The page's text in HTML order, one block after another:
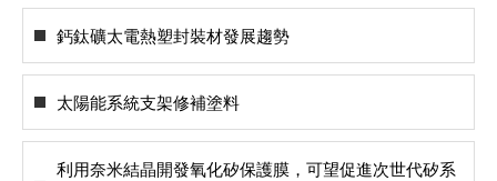
鈣鈦礦太電熱塑封裝材發展趨勢
太陽能系統支架修補塗料
利用奈米結晶開發氧化矽保護膜，可望促進次世代矽系